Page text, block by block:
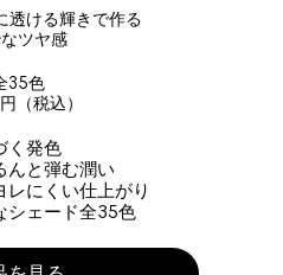
透ける輝きで作る
ツヤ感
35色
（税込）
く発色
んと弾む潤い
にくい仕上がり
シェード全35色